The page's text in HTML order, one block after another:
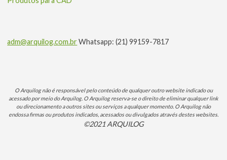
adm@arquilog.com.brWhatsapp: (21) 99159-7817
O Arquilog não é responsável pelo conteúdo de qualquer outro website indicado ou
acessado por meio do Arquilog. O Arquilog reserva-se o direito de eliminar qualquer link
ou direcionamento a outros sites ou serviços a qualquer momento. O Arquilog não
endossa firmas ou produtos indicados, acessados ou divulgados através destes websites.
©2021 ARQUILOG